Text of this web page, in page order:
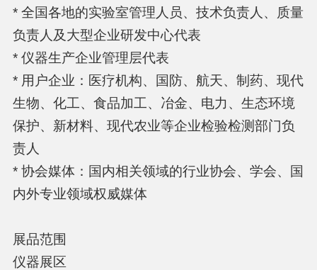
* 全国各地的实验室管理人员、技术负责人、质量
负责人及大型企业研发中心代表
* 仪器生产企业管理层代表
* 用户企业：医疗机构、国防、航天、制药、现代
生物、化工、食品加工、冶金、电力、生态环境
保护、新材料、现代农业等企业检验检测部门负
责人
* 协会媒体：国内相关领域的行业协会、学会、国
内外专业领域权威媒体
展品范围
仪器展区